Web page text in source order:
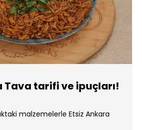
Tava tarifi ve ipuçları!
malzemelerle Etsiz Ankara